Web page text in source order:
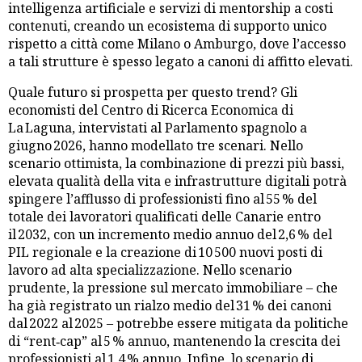
intelligenza artificiale e servizi di mentorship a costi
contenuti, creando un ecosistema di supporto unico
rispetto a città come Milano o Amburgo, dove l’accesso
a tali strutture è spesso legato a canoni di affitto elevati.
Quale futuro si prospetta per questo trend? Gli
economisti del Centro di Ricerca Economica di
La Laguna, intervistati al Parlamento spagnolo a
giugno 2026, hanno modellato tre scenari. Nello
scenario ottimista, la combinazione di prezzi più bassi,
elevata qualità della vita e infrastrutture digitali potrà
spingere l’afflusso di professionisti fino al 55 % del
totale dei lavoratori qualificati delle Canarie entro
il 2032, con un incremento medio annuo del 2,6 % del
PIL regionale e la creazione di 10 500 nuovi posti di
lavoro ad alta specializzazione. Nello scenario
prudente, la pressione sul mercato immobiliare – che
ha già registrato un rialzo medio del 31 % dei canoni
dal 2022 al 2025 – potrebbe essere mitigata da politiche
di “rent‑cap” al 5 % annuo, mantenendo la crescita dei
professionisti al 1,4 % annuo. Infine, lo scenario di